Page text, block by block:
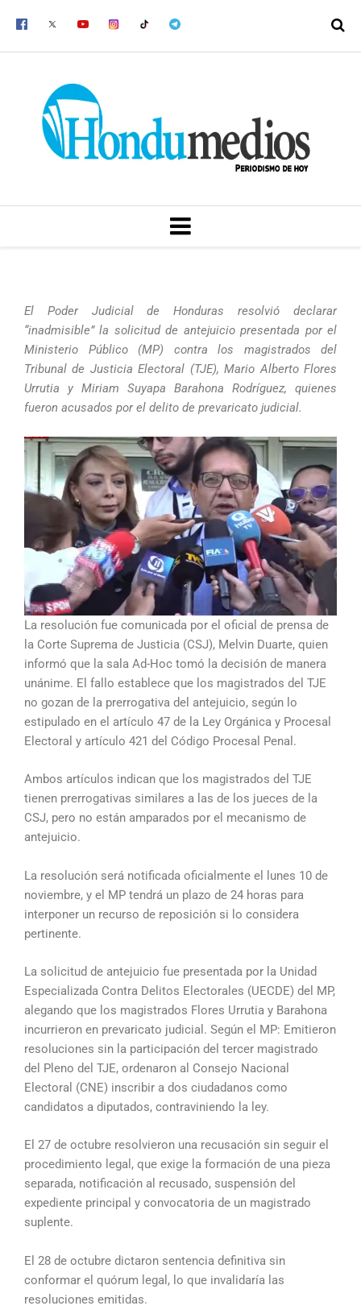
MENU
El Poder Judicial de Honduras resolvió declarar
“inadmisible” la solicitud de antejuicio presentada por el
Ministerio Público (MP) contra los magistrados del
Tribunal de Justicia Electoral (TJE), Mario Alberto Flores
Urrutia y Miriam Suyapa Barahona Rodríguez, quienes
fueron acusados por el delito de prevaricato judicial.
La resolución fue comunicada por el oficial de prensa de
la Corte Suprema de Justicia (CSJ), Melvin Duarte, quien
informó que la sala Ad-Hoc tomó la decisión de manera
unánime. El fallo establece que los magistrados del TJE
no gozan de la prerrogativa del antejuicio, según lo
estipulado en el artículo 47 de la Ley Orgánica y Procesal
Electoral y artículo 421 del Código Procesal Penal.
Ambos artículos indican que los magistrados del TJE
tienen prerrogativas similares a las de los jueces de la
CSJ, pero no están amparados por el mecanismo de
antejuicio.
La resolución será notificada oficialmente el lunes 10 de
noviembre, y el MP tendrá un plazo de 24 horas para
interponer un recurso de reposición si lo considera
pertinente.
La solicitud de antejuicio fue presentada por la Unidad
Especializada Contra Delitos Electorales (UECDE) del MP,
alegando que los magistrados Flores Urrutia y Barahona
incurrieron en prevaricato judicial. Según el MP: Emitieron
resoluciones sin la participación del tercer magistrado
del Pleno del TJE, ordenaron al Consejo Nacional
Electoral (CNE) inscribir a dos ciudadanos como
candidatos a diputados, contraviniendo la ley.
El 27 de octubre resolvieron una recusación sin seguir el
procedimiento legal, que exige la formación de una pieza
separada, notificación al recusado, suspensión del
expediente principal y convocatoria de un magistrado
suplente.
El 28 de octubre dictaron sentencia definitiva sin
conformar el quórum legal, lo que invalidaría las
resoluciones emitidas.